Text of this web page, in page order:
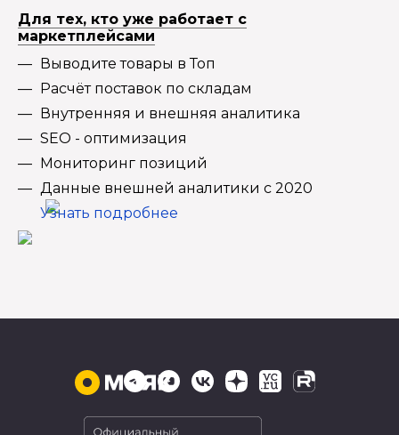
Для тех, кто уже работает с
маркетплейсами
Выводите товары в Топ
Расчёт поставок по складам
Внутренняя и внешняя аналитика
SEO - оптимизация
Мониторинг позиций
Данные внешней аналитики с 2020
Узнать подробнее